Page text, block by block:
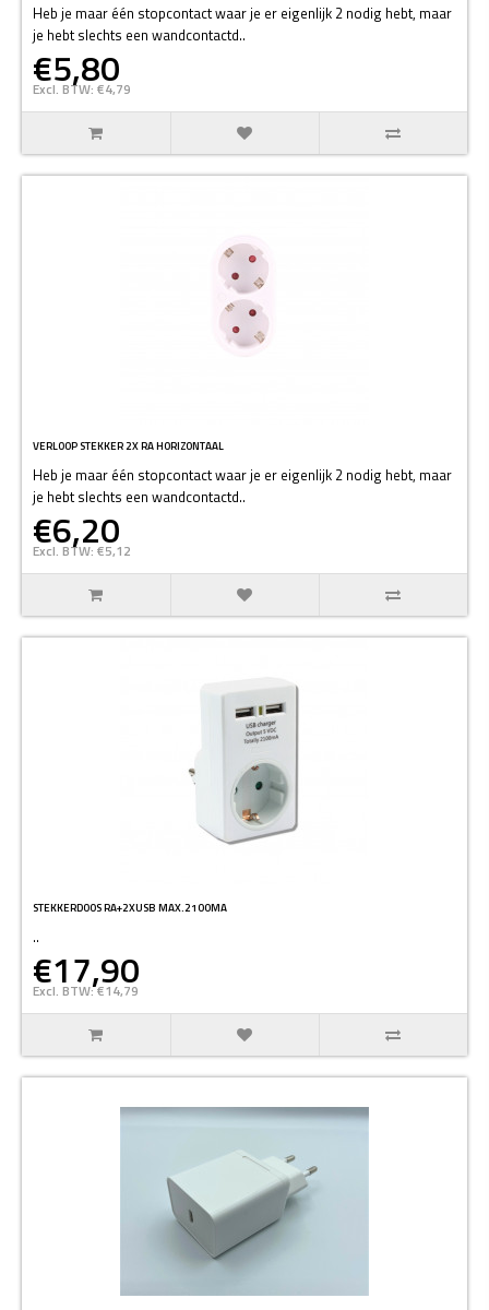
Heb je maar één stopcontact waar je er eigenlijk 2 nodig hebt, maar
je hebt slechts een wandcontactd..
€5,80
Excl. BTW: €4,79
VERLOOP STEKKER 2X RA HORIZONTAAL
Heb je maar één stopcontact waar je er eigenlijk 2 nodig hebt, maar
je hebt slechts een wandcontactd..
€6,20
Excl. BTW: €5,12
STEKKERDOOS RA+2XUSB MAX.2100MA
..
€17,90
Excl. BTW: €14,79